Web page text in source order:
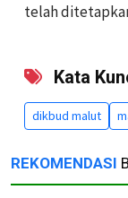
telah
Kata
dikbud malut
REKOMENDASI